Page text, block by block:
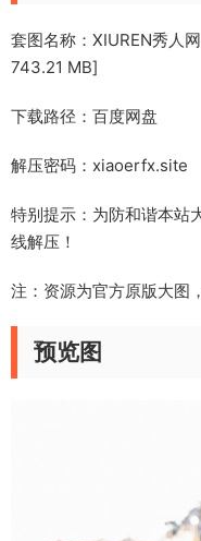
套图名称：XIUREN秀人
743.21 MB]
下载路径：百度网盘
解压密码：xiaoerfx.site
特别提示：为防和谐本站
线解压！
注：资源为官方原版大图
预览图